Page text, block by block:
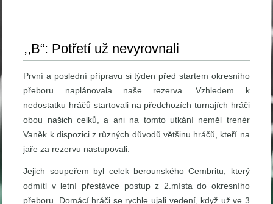
,,B“: Potřetí už nevyrovnali
První a poslední přípravu si týden před startem okresního
přeboru naplánovala naše rezerva. Vzhledem k
nedostatku hráčů startovali na předchozích turnajích hráči
obou našich celků, a ani na tomto utkání neměl trenér
Vaněk k dispozici z různých důvodů většinu hráčů, kteří na
jaře za rezervu nastupovali.
Jejich soupeřem byl celek berounského Cembritu, který
odmítl v letní přestávce postup z 2.místa do okresního
přeboru. Domácí hráči se rychle ujali vedení, když už ve 3